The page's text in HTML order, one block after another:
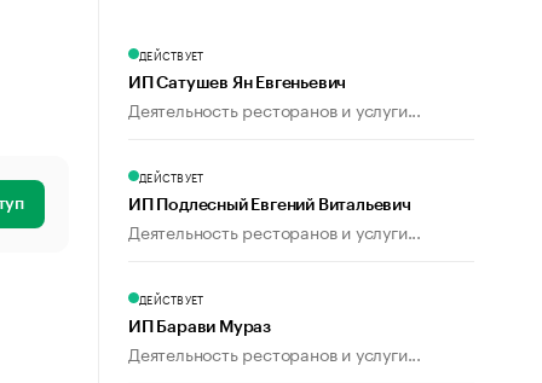
ДЕЙСТВУЕТ
ИП Сатушев Ян Евгеньевич
Деятельность ресторанов и услуги...
ДЕЙСТВУЕТ
ИП Подлесный Евгений Витальевич
Деятельность ресторанов и услуги...
ДЕЙСТВУЕТ
ИП Барави Мураз
Деятельность ресторанов и услуги...